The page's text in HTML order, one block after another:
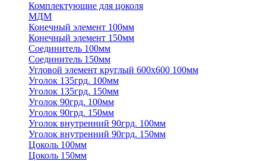
Комплектующие для цоколя
МДМ
Конечный элемент 100мм
Конечный элемент 150мм
Соединитель 100мм
Соединитель 150мм
Угловой элемент круглый 600х600 100мм
Уголок 135грд. 100мм
Уголок 135грд. 150мм
Уголок 90грд. 100мм
Уголок 90грд. 150мм
Уголок внутренний 90грд. 100мм
Уголок внутренний 90грд. 150мм
Цоколь 100мм
Цоколь 150мм